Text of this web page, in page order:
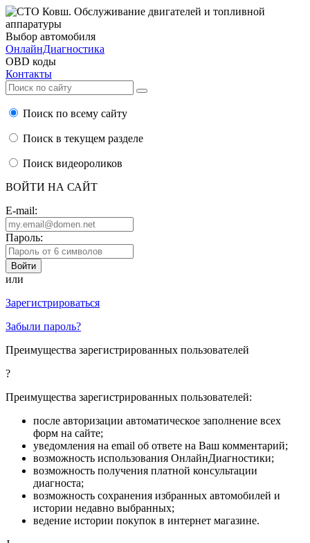
Выбор автомобиля
ОнлайнДиагностика
OBD коды
Контакты
Поиск по всему сайту
Поиск в текущем разделе
Поиск видеороликов
ВОЙТИ НА САЙТ
E-mail:
Пароль:
или
Зарегистрироваться
Забыли пароль?
Преимущества зарегистрированных пользователей
?
Преимущества зарегистрированных пользователей:
после авторизации автоматическое заполнение всех
форм на сайте;
уведомления на email об ответе на Ваш комментарий;
возможность использования ОнлайнДиагностики;
возможность получения платной консультации
диагноста;
возможность сохранения избранных автомобилей и
истории недавно выбранных;
ведение истории покупок в интернет магазине.